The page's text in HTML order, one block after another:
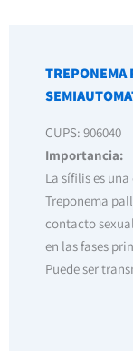
TREPONEMA
CUPS: 906040
Importancia:
La sífilis es
Treponema
contacto
en las fases
Puede ser